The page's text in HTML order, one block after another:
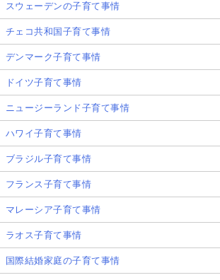
みんなの評価:5 (1件)
中国語 海外移住 中国子育て事情
海外子連れ移住
井口寛子（Hiroko
Glolea! 上海在住フリースタ
上海
日本では、プロデューサーとして販売促進活動
ントなどプロジェクト・マネジメントに従事。
ロダクトデザイン、建築、アートが大好き。"不
タイルを求め、2011年11月より生活ベースを
スウェーデンの子育て事情
チェコ共和国子育て事情
デンマーク子育て事情
ドイツ子育て事情
ニュージーランド子育て事情
ハワイ子育て事情
ブラジル子育て事情
フランス子育て事情
マレーシア子育て事情
ラオス子育て事情
国際結婚家庭の子育て事情